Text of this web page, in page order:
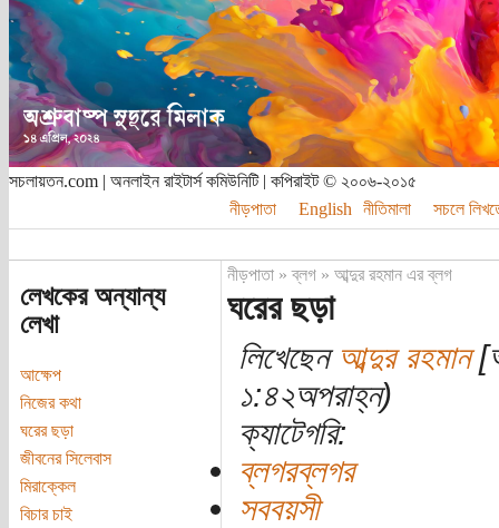
সচলায়তন.com | অনলাইন রাইটার্স কমিউনিটি | কপিরাইট © ২০০৬-২০১৫
নীড়পাতা
English নীতিমালা সচলে
লেখকের অন্যান্য
লেখা
আক্ষেপ
নিজের কথা
ঘরের ছড়া
জীবনের সিলেবাস
মিরাক্কেল
বিচার চাই
নীড়পাতা»ব্লগ» আব্দুর রহমান এর ব্লগ
ঘরের ছড়া
লিখেছেন আব্দুর রহমান
১:৪২অপরাহ্ন)
ক্যাটেগরি:
ব্লগরব্লগর
সববয়সী